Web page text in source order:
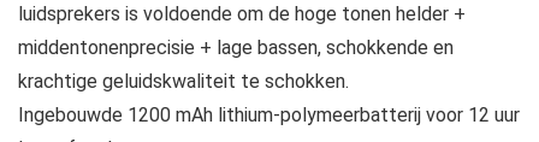
luidsprekers is voldoende om de hoge tonen helder +
middentonenprecisie + lage bassen, schokkende en
krachtige geluidskwaliteit te schokken.
Ingebouwde 1200 mAh lithium-polymeerbatterij voor 12 uur